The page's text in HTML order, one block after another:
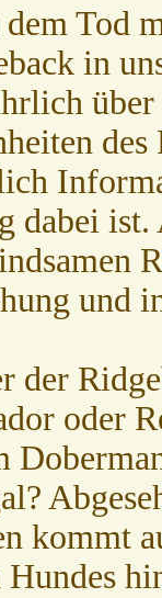
Tod
in
über
dabei ist.
und
der
oder
kommt
Hundes